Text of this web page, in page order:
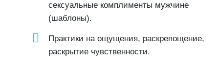
сексуальные комплименты мужчине
(шаблоны).
Практики на ощущения, раскрепощение,
раскрытие чувственности.